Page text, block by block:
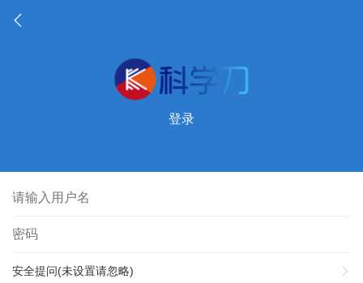
登录
安全提问(未设置请忽略)